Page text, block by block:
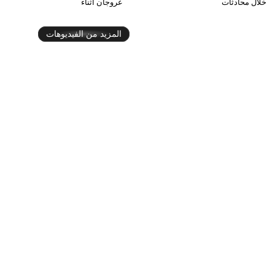
غروجان أثناء خلال محادثات
المزيد من الفيديوهات